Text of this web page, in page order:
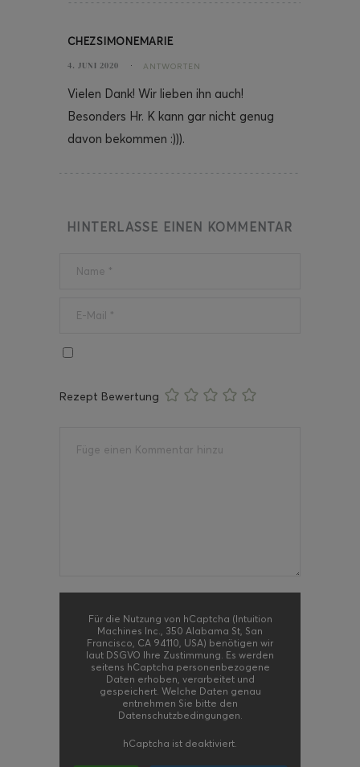
CHEZSIMONEMARIE
4. JUNI 2020 ANTWORTEN
Vielen Dank! Wir lieben ihn auch!
Besonders Hr. K kann gar nicht genug
davon bekommen :))).
HINTERLASSE EINEN KOMMENTAR
Rezept Bewertung
Für die Nutzung von hCaptcha (Intuition
Machines Inc., 350 Alabama St, San
Francisco, CA 94110, USA) benötigen wir
laut DSGVO Ihre Zustimmung. Es werden
seitens hCaptcha personenbezogene
Daten erhoben, verarbeitet und
gespeichert. Welche Daten genau
entnehmen Sie bitte den
Datenschutzbedingungen.
hCaptcha ist deaktiviert.